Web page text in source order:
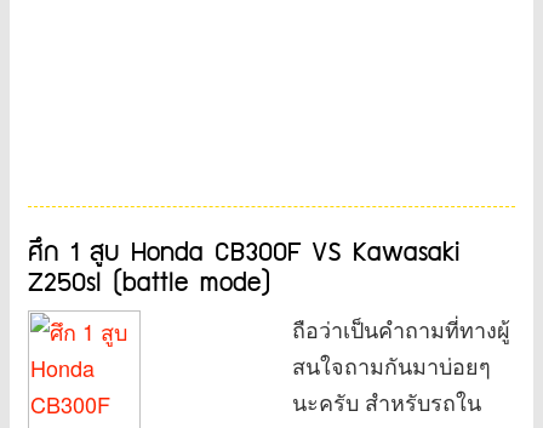
ศึก 1 สูบ Honda CB300F VS Kawasaki
Z250sl (battle mode)
ถือว่าเป็นคำถามที่ทางผู้
สนใจถามกันมาบ่อยๆ
นะครับ สำหรับรถใน